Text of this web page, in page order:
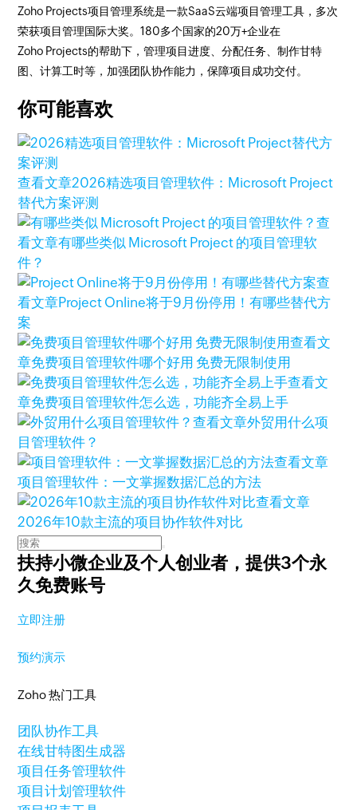
Zoho Projects项目管理系统是一款SaaS云端项目管理工具，多次
荣获项目管理国际大奖。180多个国家的20万+企业在
Zoho Projects的帮助下，管理项目进度、分配任务、制作甘特
图、计算工时等，加强团队协作能力，保障项目成功交付。
你可能喜欢
查看文章2026精选项目管理软件：Microsoft Project
替代方案评测
查
看文章有哪些类似 Microsoft Project 的项目管理软
件？
查
看文章Project Online将于9月份停用！有哪些替代方
案
查看文
章免费项目管理软件哪个好用 免费无限制使用
查看文
章免费项目管理软件怎么选，功能齐全易上手
查看文章外贸用什么项
目管理软件？
查看文章
项目管理软件：一文掌握数据汇总的方法
查看文章
2026年10款主流的项目协作软件对比
扶持小微企业及个人创业者，提供3个永
久免费账号
立即注册
预约演示
Zoho 热门工具
团队协作工具
在线甘特图生成器
项目任务管理软件
项目计划管理软件